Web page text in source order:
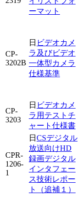
ーマット
CP-
3202B
日 ビデオカメ
ラ及びビデオ
一体型カメラ
仕様基準
CP-
3203
日 ビデオカメ
ラ用テストチ
ャート仕様書
CPR-
1206-
1
日 CSデジタル
放送向けHD
録画デジタル
インタフェー
ス技術レポー
ト（追補１）